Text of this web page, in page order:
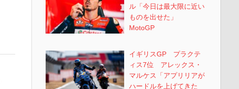
ル「今日は最大限に近い
ものを出せた」
MotoGP
イギリスGP プラクテ
ィス7位 アレックス・
マルケス「アプリリアが
ハードルを上げてきた